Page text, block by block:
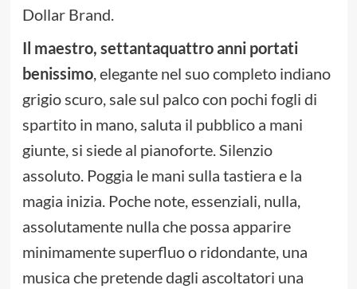
Dollar Brand.
Il maestro, settantaquattro anni portati
benissimo, elegante nel suo completo indiano
grigio scuro, sale sul palco con pochi fogli di
spartito in mano, saluta il pubblico a mani
giunte, si siede al pianoforte. Silenzio
assoluto. Poggia le mani sulla tastiera e la
magia inizia. Poche note, essenziali, nulla,
assolutamente nulla che possa apparire
minimamente superfluo o ridondante, una
musica che pretende dagli ascoltatori una